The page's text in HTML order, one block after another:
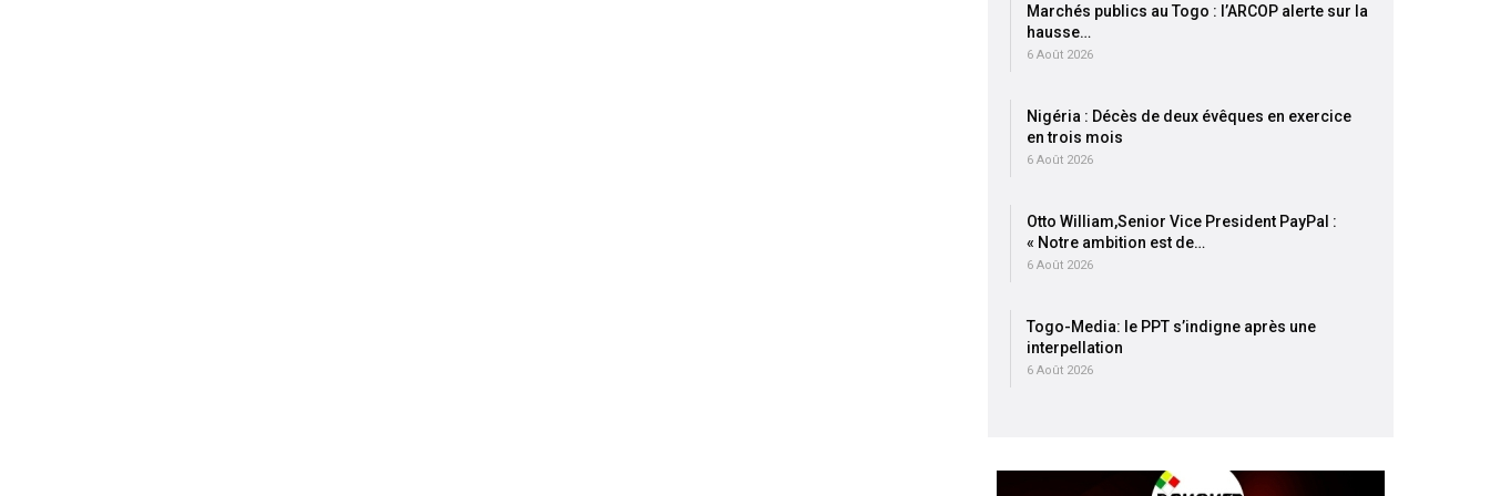
Marchés publics au Togo : l’ARCOP alerte sur la
hausse…
6 Août 2026
Nigéria : Décès de deux évêques en exercice
en trois mois
6 Août 2026
Otto William,Senior Vice President PayPal :
« Notre ambition est de…
6 Août 2026
Togo-Media: le PPT s’indigne après une
interpellation
6 Août 2026